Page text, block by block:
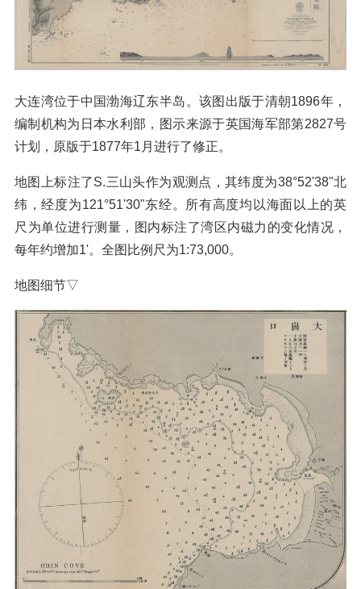
大连湾位于中国渤海辽东半岛。该图出版于清朝1896年，
编制机构为日本水利部，图示来源于英国海军部第2827号
计划，原版于1877年1月进行了修正。
地图上标注了S.三山头作为观测点，其纬度为38°52'38"北
纬，经度为121°51'30"东经。所有高度均以海面以上的英
尺为单位进行测量，图内标注了湾区内磁力的变化情况，
每年约增加1'。全图比例尺为1:73,000。
地图细节▽